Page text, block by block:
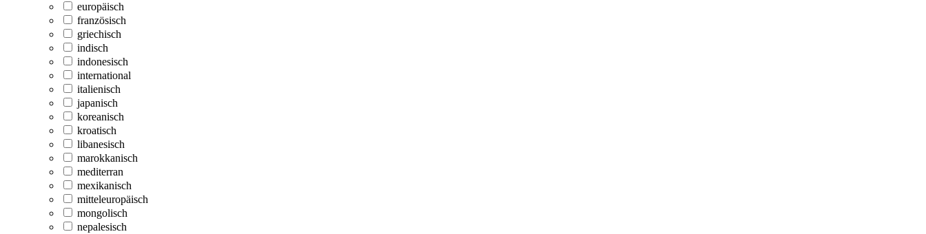
europäisch
französisch
griechisch
indisch
indonesisch
international
italienisch
japanisch
koreanisch
kroatisch
libanesisch
marokkanisch
mediterran
mexikanisch
mitteleuropäisch
mongolisch
nepalesisch